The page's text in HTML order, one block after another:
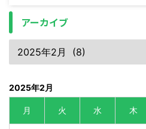
アーカイブ
2025年2月
月 火 水 木